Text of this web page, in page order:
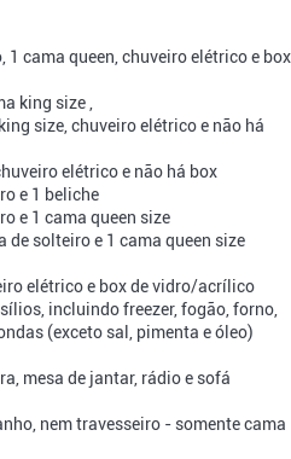
1 cama queen, chuveiro elétrico e box
king size ,
size, chuveiro elétrico e não há
elétrico e não há box
e 1 beliche
e 1 cama queen size
de solteiro e 1 cama queen size
elétrico e box de vidro/acrílico
incluindo freezer, fogão, forno,
(exceto sal, pimenta e óleo)
mesa de jantar, rádio e sofá
nem travesseiro - somente cama